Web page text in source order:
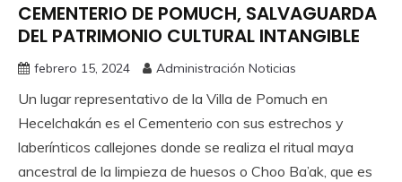
CEMENTERIO DE POMUCH, SALVAGUARDA
DEL PATRIMONIO CULTURAL INTANGIBLE
febrero 15, 2024 Administración Noticias
Un lugar representativo de la Villa de Pomuch en
Hecelchakán es el Cementerio con sus estrechos y
laberínticos callejones donde se realiza el ritual maya
ancestral de la limpieza de huesos o Choo Ba’ak, que es